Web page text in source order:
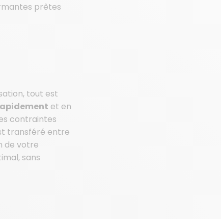
prêtes
tout est
et en
contraintes
transféré entre
de votre
sans